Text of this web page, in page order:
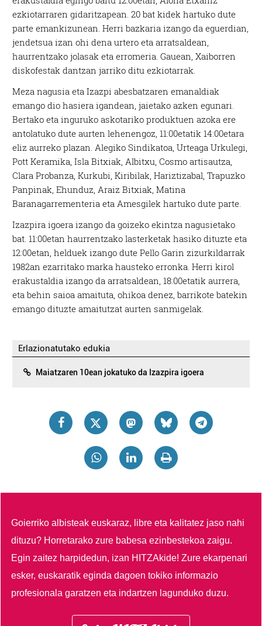
ezkiotarraren gidaritzapean. 20 bat kidek hartuko dute
parte emankizunean. Herri bazkaria izango da eguerdian,
jendetsua izan ohi dena urtero eta arratsaldean,
haurrentzako jolasak eta erromeria. Gauean, Xaiborren
diskofestak dantzan jarriko ditu ezkiotarrak.
Meza nagusia eta Izazpi abesbatzaren emanaldiak
emango dio hasiera igandean, jaietako azken egunari.
Bertako eta inguruko askotariko produktuen azoka ere
antolatuko dute aurten lehenengoz, 11:00etatik 14:00etara
eliz aurreko plazan. Alegiko Sindikatoa, Urteaga Urkulegi,
Pott Keramika, Isla Bitxiak, Albitxu, Cosmo artisautza,
Clara Probanza, Kurkubi, Kiribilak, Hariztizabal, Trapuzko
Panpinak, Ehunduz, Araiz Bitxiak, Matina
Baranagarrementeria eta Amesgilek hartuko dute parte.
Izazpira igoera izango da goizeko ekintza nagusietako
bat. 11:00etan haurrentzako lasterketak hasiko dituzte eta
12:00etan, helduek izango dute Pello Garin zizurkildarrak
1982an ezarritako marka hausteko erronka. Herri kirol
erakustaldia izango da arratsaldean, 18:00etatik aurrera,
eta behin saioa amaituta, ohikoa denez, barrikote batekin
emango dituzte amaitutzat aurten sanmigelak.
Erlazionatutako edukia
Maiatzaren 10ean jokatuko da Izazpira igoera
Goierriko albisteak euskaraz, libre eta kalitatez jaso nahi
dituzu? Horretarako zure babesa ezinbestekoa zaigu.
Egin zaitez harpidedun, izan HITZAkide!Zure ekarpenari
esker, euskaratik eginda dagoen tokiko informazio
profesionala garatzen eta indartzen lagunduko duzu.